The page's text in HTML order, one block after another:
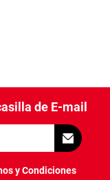
de E-mail
y Condiciones